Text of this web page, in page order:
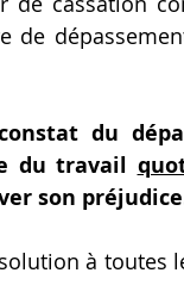
de
du
du travail
son
à toutes